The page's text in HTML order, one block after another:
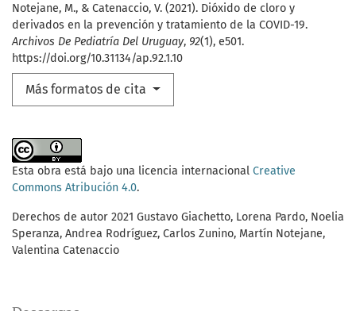
Notejane, M., & Catenaccio, V. (2021). Dióxido de cloro y
derivados en la prevención y tratamiento de la COVID-19.
Archivos De Pediatría Del Uruguay, 92(1), e501.
https://doi.org/10.31134/ap.92.1.10
Más formatos de cita
Esta obra está bajo una licencia internacional Creative
Commons Atribución 4.0.
Derechos de autor 2021 Gustavo Giachetto, Lorena Pardo, Noelia
Speranza, Andrea Rodríguez, Carlos Zunino, Martín Notejane,
Valentina Catenaccio